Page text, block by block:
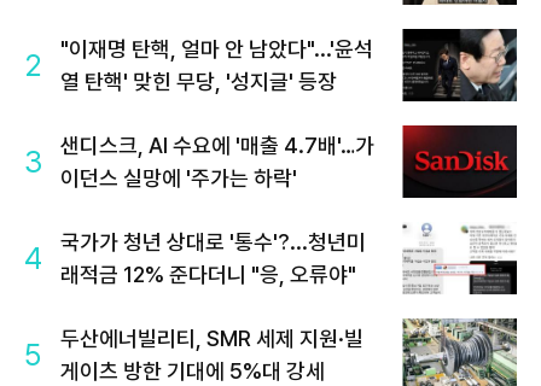
2
"이재명 탄핵, 얼마 안 남았다"...'윤석
열 탄핵' 맞힌 무당, '성지글' 등장
3
샌디스크, AI 수요에 '매출 4.7배'…가
이던스 실망에 '주가는 하락'
4
국가가 청년 상대로 '통수'?...청년미
래적금 12% 준다더니 "응, 오류야"
5
두산에너빌리티, SMR 세제 지원·빌
게이츠 방한 기대에 5%대 강세